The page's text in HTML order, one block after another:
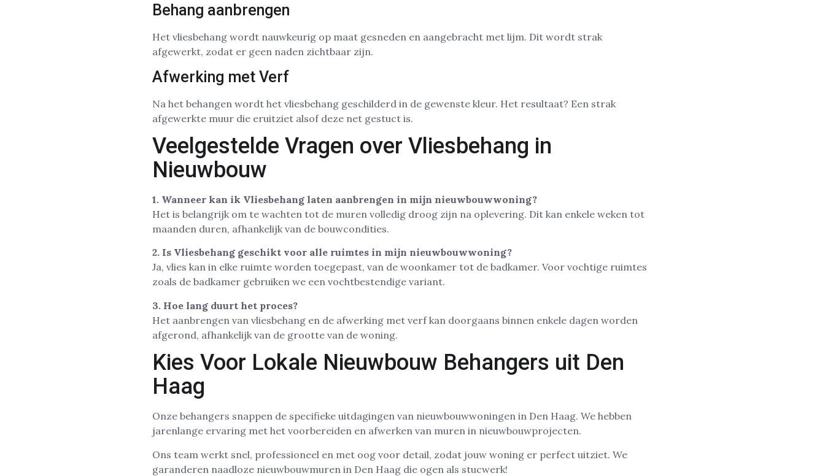
Behang aanbrengen
Het vliesbehang wordt nauwkeurig op maat gesneden en aangebracht met lijm. Dit wordt strak
afgewerkt, zodat er geen naden zichtbaar zijn.
Afwerking met Verf
Na het behangen wordt het vliesbehang geschilderd in de gewenste kleur. Het resultaat? Een strak
afgewerkte muur die eruitziet alsof deze net gestuct is.
Veelgestelde Vragen over Vliesbehang in
Nieuwbouw
1. Wanneer kan ik Vliesbehang laten aanbrengen in mijn nieuwbouwwoning?
Het is belangrijk om te wachten tot de muren volledig droog zijn na oplevering. Dit kan enkele weken tot
maanden duren, afhankelijk van de bouwcondities.
2. Is Vliesbehang geschikt voor alle ruimtes in mijn nieuwbouwwoning?
Ja, vlies kan in elke ruimte worden toegepast, van de woonkamer tot de badkamer. Voor vochtige ruimtes
zoals de badkamer gebruiken we een vochtbestendige variant.
3. Hoe lang duurt het proces?
Het aanbrengen van vliesbehang en de afwerking met verf kan doorgaans binnen enkele dagen worden
afgerond, afhankelijk van de grootte van de woning.
Kies Voor Lokale Nieuwbouw Behangers uit Den
Haag
Onze behangers snappen de specifieke uitdagingen van nieuwbouwwoningen in Den Haag. We hebben
jarenlange ervaring met het voorbereiden en afwerken van muren in nieuwbouwprojecten.
Ons team werkt snel, professioneel en met oog voor detail, zodat jouw woning er perfect uitziet. We
garanderen naadloze nieuwbouwmuren in Den Haag die ogen als stucwerk!